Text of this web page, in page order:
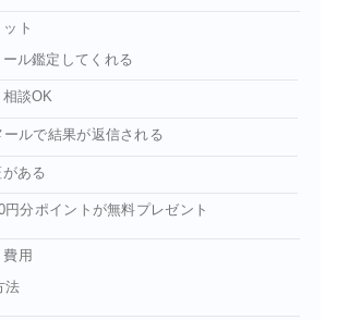
ト
ル鑑定してくれる
相談OK
ルで結果が返信される
ある
円分ポイントが無料プレゼント
用
法